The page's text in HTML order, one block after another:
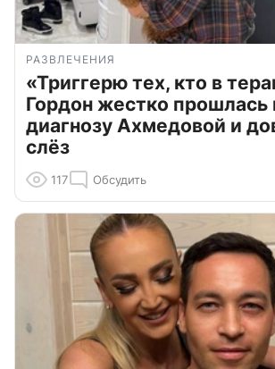
РАЗВЛЕЧЕНИЯ
«Триггерю тех, кто в
Гордон жестко прошлась
диагнозу Ахмедовой и
слёз
117 Обсудить